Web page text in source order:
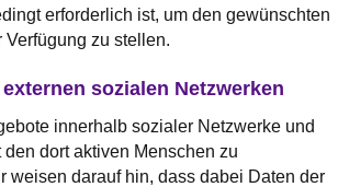
erforderlich ist, um den gewünschten
zu stellen.
sozialen Netzwerken
innerhalb sozialer Netzwerke und
den dort aktiven Menschen zu
weisen darauf hin, dass dabei Daten der